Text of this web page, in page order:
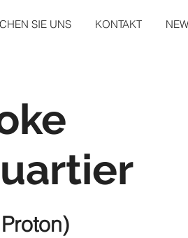
SIE UNS KONTAKT